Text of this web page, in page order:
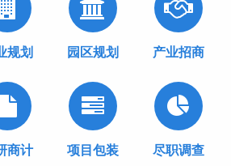
规划 园区规划 产业招商
商计 项目包装 尽职调查